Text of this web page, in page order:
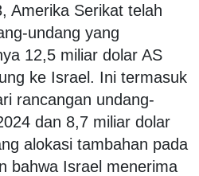
Amerika Serikat telah
undang yang
12,5 miliar dolar AS
ke Israel. Ini termasuk
rancangan undang-
dan 8,7 miliar dolar
alokasi tambahan pada
bahwa Israel menerima